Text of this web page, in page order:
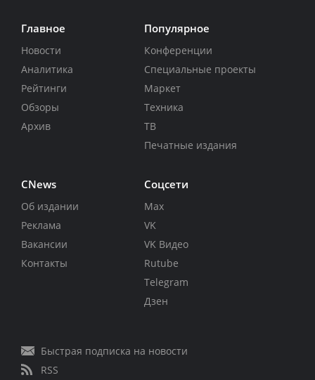
Главное
Новости
Аналитика
Рейтинги
Обзоры
Архив
Популярное
Конференции
Специальные проекты
Маркет
Техника
ТВ
Печатные издания
CNews
Об издании
Реклама
Вакансии
Контакты
Соцсети
Max
VK
VK Видео
Rutube
Telegram
Дзен
Быстрая подписка на новости
RSS